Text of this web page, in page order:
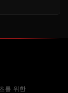
를 위한